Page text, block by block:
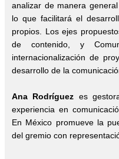
analizar de manera
lo que facilitará el
propios. Los ejes
de contenido, y
internacionalización de
desarrollo de la
Ana Rodríguez es
experiencia en
En México promueve la
del gremio con